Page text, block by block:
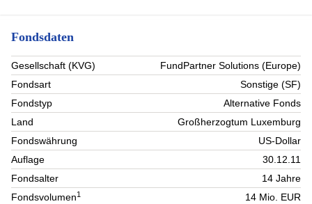
Fondsdaten
Gesellschaft (KVG)
FundPartner Solutions (Europe)
Fondsart
Sonstige (SF)
Fondstyp
Alternative Fonds
Land
Großherzogtum Luxemburg
Fondswährung
US-Dollar
Auflage
30.12.11
Fondsalter
14 Jahre
Fondsvolumen1
14 Mio. EUR